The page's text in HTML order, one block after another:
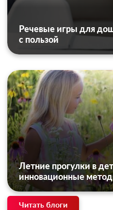
Речевые игры для
с пользой
Летние прогулки в
инновационные
Читать блоги